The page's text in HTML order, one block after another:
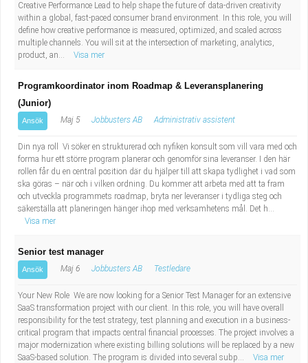
Creative Performance Lead to help shape the future of data-driven creativity
within a global, fast-paced consumer brand environment. In this role, you will
define how creative performance is measured, optimized, and scaled across
multiple channels. You will sit at the intersection of marketing, analytics,
product, an...
Visa mer
Programkoordinator inom Roadmap & Leveransplanering
(Junior)
Ansök Maj 5 Jobbusters AB Administrativ assistent
Din nya roll Vi söker en strukturerad och nyfiken konsult som vill vara med och
forma hur ett större program planerar och genomför sina leveranser. I den här
rollen får du en central position där du hjälper till att skapa tydlighet i vad som
ska göras – när och i vilken ordning. Du kommer att arbeta med att ta fram
och utveckla programmets roadmap, bryta ner leveranser i tydliga steg och
säkerställa att planeringen hänger ihop med verksamhetens mål. Det h...
Visa mer
Senior test manager
Ansök Maj 6 Jobbusters AB Testledare
Your New Role We are now looking for a Senior Test Manager for an extensive
SaaS transformation project with our client. In this role, you will have overall
responsibility for the test strategy, test planning and execution in a business-
critical program that impacts central financial processes. The project involves a
major modernization where existing billing solutions will be replaced by a new
SaaS-based solution. The program is divided into several subp...
Visa mer